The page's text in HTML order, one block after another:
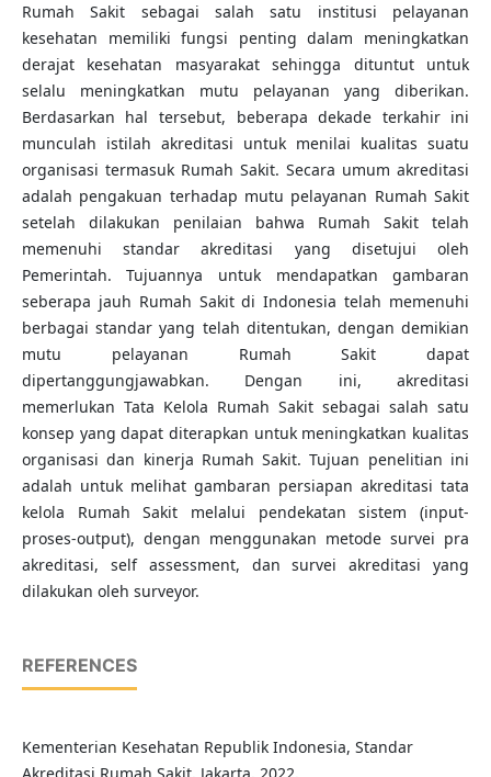
Rumah Sakit sebagai salah satu institusi pelayanan
kesehatan memiliki fungsi penting dalam meningkatkan
derajat kesehatan masyarakat sehingga dituntut untuk
selalu meningkatkan mutu pelayanan yang diberikan.
Berdasarkan hal tersebut, beberapa dekade terkahir ini
munculah istilah akreditasi untuk menilai kualitas suatu
organisasi termasuk Rumah Sakit. Secara umum akreditasi
adalah pengakuan terhadap mutu pelayanan Rumah Sakit
setelah dilakukan penilaian bahwa Rumah Sakit telah
memenuhi standar akreditasi yang disetujui oleh
Pemerintah. Tujuannya untuk mendapatkan gambaran
seberapa jauh Rumah Sakit di Indonesia telah memenuhi
berbagai standar yang telah ditentukan, dengan demikian
mutu pelayanan Rumah Sakit dapat
dipertanggungjawabkan. Dengan ini, akreditasi
memerlukan Tata Kelola Rumah Sakit sebagai salah satu
konsep yang dapat diterapkan untuk meningkatkan kualitas
organisasi dan kinerja Rumah Sakit. Tujuan penelitian ini
adalah untuk melihat gambaran persiapan akreditasi tata
kelola Rumah Sakit melalui pendekatan sistem (input-
proses-output), dengan menggunakan metode survei pra
akreditasi, self assessment, dan survei akreditasi yang
dilakukan oleh surveyor.
REFERENCES
Kementerian Kesehatan Republik Indonesia, Standar